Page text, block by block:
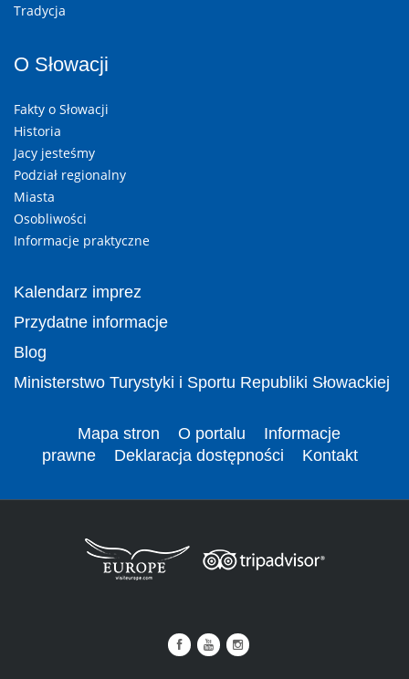
Tradycja
O Słowacji
Fakty o Słowacji
Historia
Jacy jesteśmy
Podział regionalny
Miasta
Osobliwości
Informacje praktyczne
Kalendarz imprez
Przydatne informacje
Blog
Ministerstwo Turystyki i Sportu Republiki Słowackiej
Mapa stron O portalu
Informacje
prawne
Deklaracja dostępności Kontakt